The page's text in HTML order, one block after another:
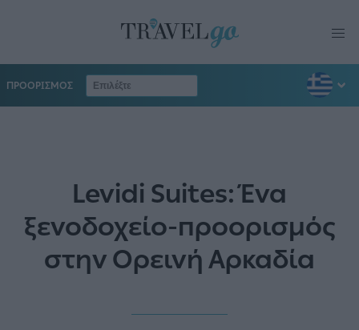
ΠΡΟΟΡΙΣΜΟΣ
Levidi Suites: Ένα
ξενοδοχείο-προορισμός
στην Ορεινή Αρκαδία